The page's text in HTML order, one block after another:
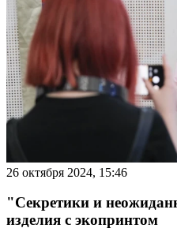
26 октября 2024, 15:46
"Секретики и
изделия с экопринтом